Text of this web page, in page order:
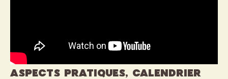
Aspects pratiques, calendrier